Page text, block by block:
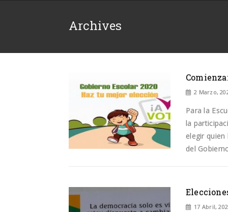
Archives
2 Marzo,
Para la
la
elegir
del
17 Abril,